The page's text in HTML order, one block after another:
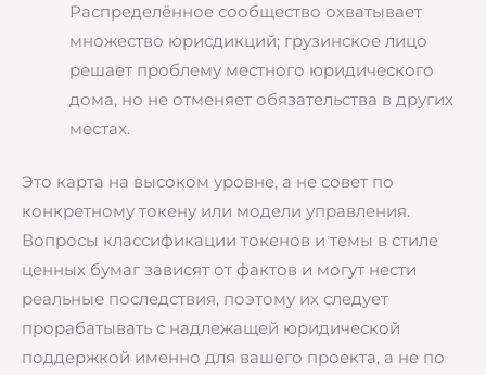
Распределённое сообщество охватывает
множество юрисдикций; грузинское лицо
решает проблему местного юридического
дома, но не отменяет обязательства в других
местах.
Это карта на высоком уровне, а не совет по
конкретному токену или модели управления.
Вопросы классификации токенов и темы в стиле
ценных бумаг зависят от фактов и могут нести
реальные последствия, поэтому их следует
прорабатывать с надлежащей юридической
поддержкой именно для вашего проекта, а не по